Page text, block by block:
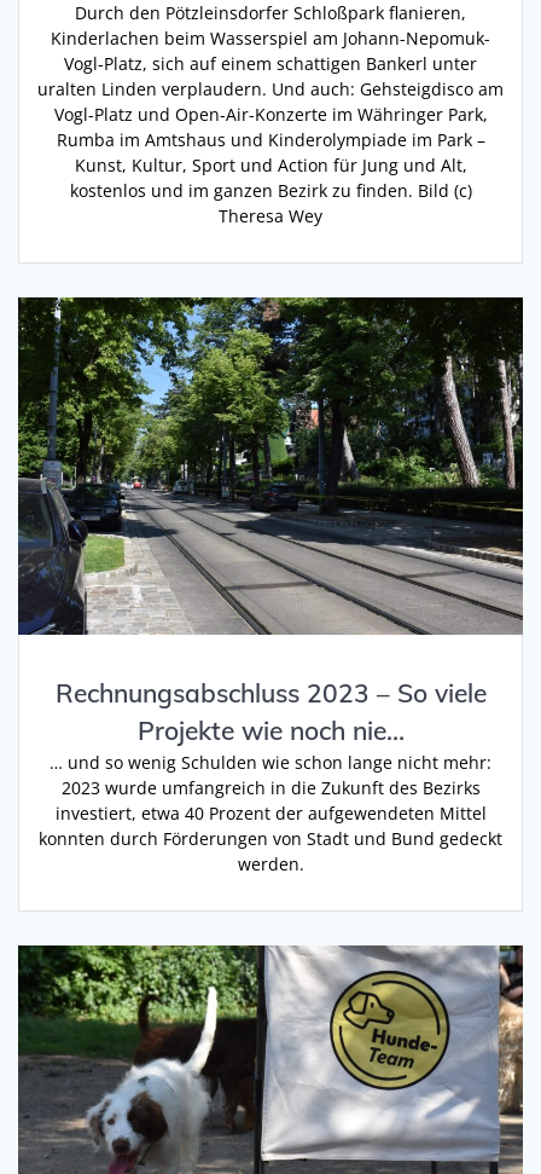
Durch den Pötzleinsdorfer Schloßpark flanieren,
Kinderlachen beim Wasserspiel am Johann-Nepomuk-
Vogl-Platz, sich auf einem schattigen Bankerl unter
uralten Linden verplaudern. Und auch: Gehsteigdisco am
Vogl-Platz und Open-Air-Konzerte im Währinger Park,
Rumba im Amtshaus und Kinderolympiade im Park –
Kunst, Kultur, Sport und Action für Jung und Alt,
kostenlos und im ganzen Bezirk zu finden. Bild (c)
Theresa Wey
Rechnungsabschluss 2023 – So viele
Projekte wie noch nie…
… und so wenig Schulden wie schon lange nicht mehr:
2023 wurde umfangreich in die Zukunft des Bezirks
investiert, etwa 40 Prozent der aufgewendeten Mittel
konnten durch Förderungen von Stadt und Bund gedeckt
werden.